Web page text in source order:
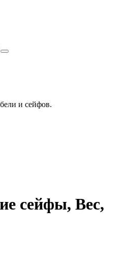
и сейфов.
сейфы, Вес,